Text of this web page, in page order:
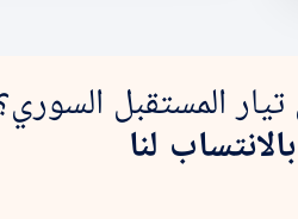
المستقبل
لنا